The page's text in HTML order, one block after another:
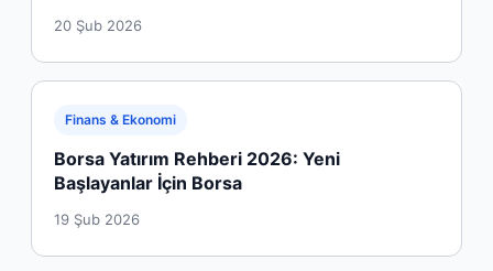
20 Şub 2026
Finans & Ekonomi
Borsa Yatırım Rehberi 2026: Yeni
Başlayanlar İçin Borsa
19 Şub 2026